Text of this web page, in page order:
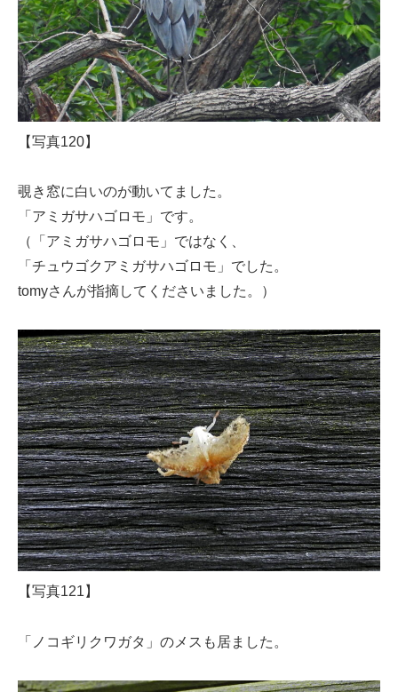
【写真120】
覗き窓に白いのが動いてました。
「アミガサハゴロモ」です。
（「アミガサハゴロモ」ではなく、
「チュウゴクアミガサハゴロモ」でした。
tomyさんが指摘してくださいました。）
【写真121】
「ノコギリクワガタ」のメスも居ました。